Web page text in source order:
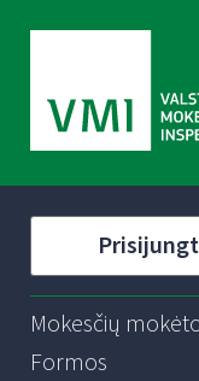
Mokesčių
Formos